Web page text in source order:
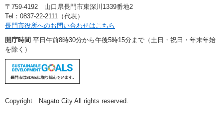
〒759-4192 山口県長門市東深川1339番地2
Tel：0837-22-2111（代表）
長門市役所へのお問い合わせはこちら
開庁時間 平日午前8時30分から午後5時15分まで（土日・祝日・年末年始
を除く）
Copyright Nagato City All rights reserved.